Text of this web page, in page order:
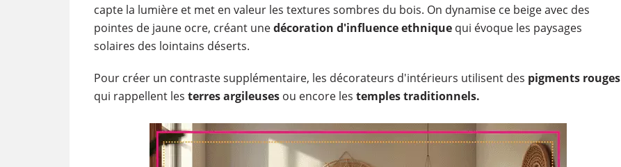
capte la lumière et met en valeur les textures sombres du bois. On dynamise ce beige avec des
pointes de jaune ocre, créant unedécoration d'influence ethnique qui évoque les paysages
solaires des lointains déserts.
Pour créer un contraste supplémentaire, les décorateurs d'intérieurs utilisent des pigments rouges
qui rappellent les terres argileuses ou encore les temples traditionnels.